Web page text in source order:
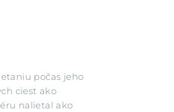
počas jeho
ciest ako
nalietal ako